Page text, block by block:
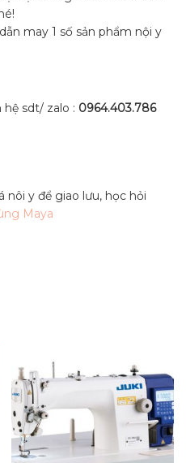
may 1 số sản phẩm nội y
sdt/ zalo : 0964.403.786
nôi y để giao lưu, học hỏi
Maya